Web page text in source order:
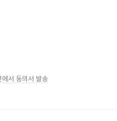
에서 동의서 발송